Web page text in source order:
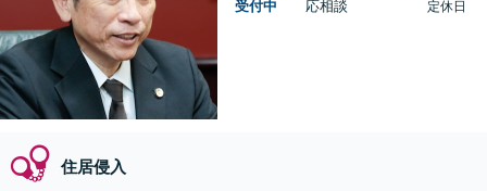
受付中
応相談
定休日
住居侵入